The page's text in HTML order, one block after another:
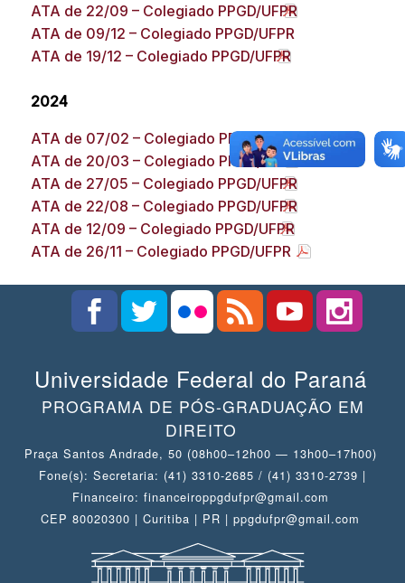
ATA de 22/09 – Colegiado PPGD/UFPR
ATA de 09/12 – Colegiado PPGD/UFPR
ATA de 19/12 – Colegiado PPGD/UFPR
2024
ATA de 07/02 – Colegiado PPGD/UFPR
ATA de 20/03 – Colegiado PPGD/UFPR
ATA de 27/05 – Colegiado PPGD/UFPR
ATA de 22/08 – Colegiado PPGD/UFPR
ATA de 12/09 – Colegiado PPGD/UFPR
ATA de 26/11 – Colegiado PPGD/UFPR
Universidade Federal do Paraná
PROGRAMA DE PÓS-GRADUAÇÃO EM
DIREITO
Praça Santos Andrade, 50 (08h00–12h00 — 13h00–17h00)
Fone(s): Secretaria: (41) 3310-2685 / (41) 3310-2739 |
Financeiro: financeiroppgdufpr@gmail.com
CEP 80020300 | Curitiba | PR | ppgdufpr@gmail.com